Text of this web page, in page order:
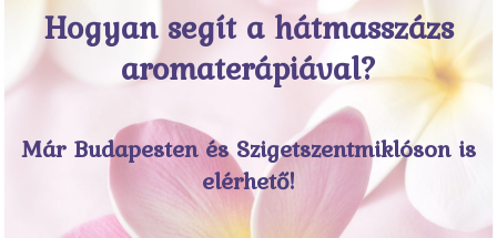
Hogyan segít a hátmasszázs
aromaterápiával?
Már Budapesten és Szigetszentmiklóson is
elérhető!